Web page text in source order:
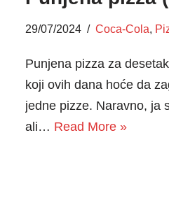
29/07/2024 Coca-Cola,
Punjena pizza za
koji ovih dana hoće da
jedne pizze. Naravno, ja
ali… Read More »